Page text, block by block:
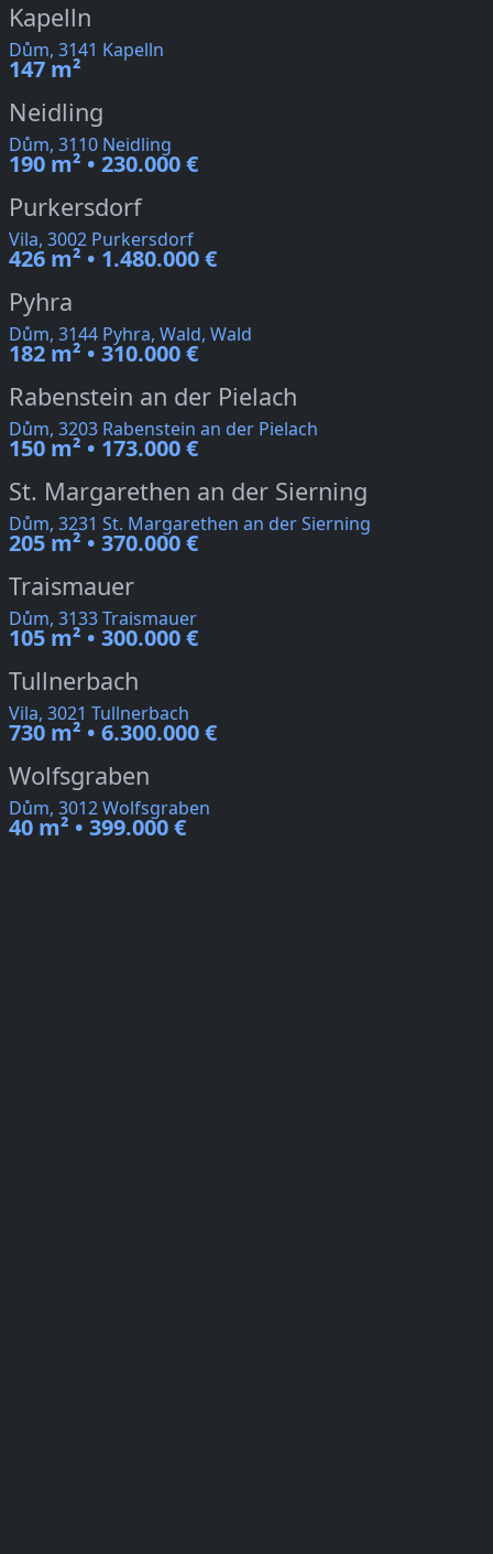
Kapelln
Dům, 3141 Kapelln
147 m²
Neidling
Dům, 3110 Neidling
190 m² • 230.000 €
Purkersdorf
Vila, 3002 Purkersdorf
426 m² • 1.480.000 €
Pyhra
Dům, 3144 Pyhra, Wald, Wald
182 m² • 310.000 €
Rabenstein an der Pielach
Dům, 3203 Rabenstein an der Pielach
150 m² • 173.000 €
St. Margarethen an der Sierning
Dům, 3231 St. Margarethen an der Sierning
205 m² • 370.000 €
Traismauer
Dům, 3133 Traismauer
105 m² • 300.000 €
Tullnerbach
Vila, 3021 Tullnerbach
730 m² • 6.300.000 €
Wolfsgraben
Dům, 3012 Wolfsgraben
40 m² • 399.000 €